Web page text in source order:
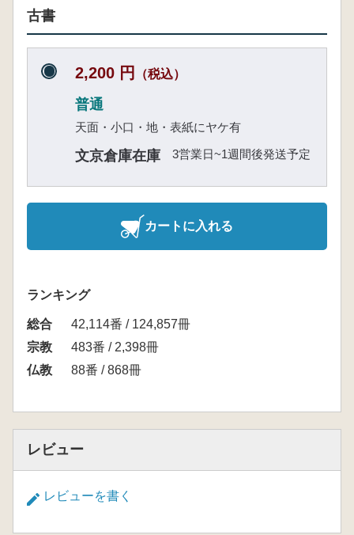
古書
2,200 円 （税込）
普通
天面・小口・地・表紙にヤケ有
文京倉庫在庫 3営業日~1週間後発送予定
カートに入れる
ランキング
総合
42,114番 / 124,857冊
宗教
483番 / 2,398冊
仏教
88番 / 868冊
レビュー
レビューを書く